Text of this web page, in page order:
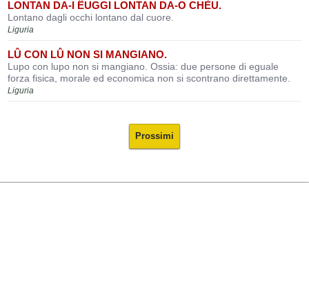
LONTAN DA-I ÊUGGI LONTAN DA-O CHÈU.
Lontano dagli occhi lontano dal cuore.
Liguria
LÛ CON LÛ NON SI MANGIANO.
Lupo con lupo non si mangiano. Ossia: due persone di eguale
forza fisica, morale ed economica non si scontrano direttamente.
Liguria
Prossimi